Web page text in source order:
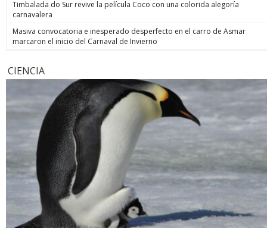
Timbalada do Sur revive la película Coco con una colorida alegoría
carnavalera
Masiva convocatoria e inesperado desperfecto en el carro de Asmar
marcaron el inicio del Carnaval de Invierno
CIENCIA